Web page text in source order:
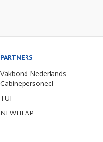
PARTNERS
Vakbond Nederlands
Cabinepersoneel
TUI
NEWHEAP